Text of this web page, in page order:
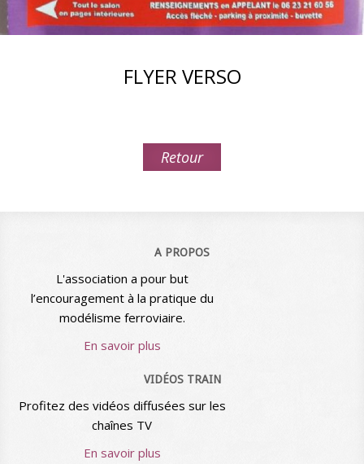
FLYER VERSO
Retour
A PROPOS
L'association a pour but
l’encouragement à la pratique du
modélisme ferroviaire.
En savoir plus
VIDÉOS TRAIN
Profitez des vidéos diffusées sur les
chaînes TV
En savoir plus